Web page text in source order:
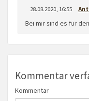
28.08.2020, 16:55
Bei mir sind es für
Kommentar
Kommentar